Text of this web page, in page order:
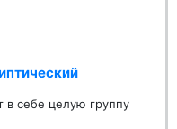
в себе целую группу